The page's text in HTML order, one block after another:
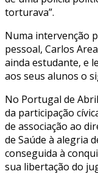
torturava”.
Numa intervenção
pessoal, Carlos
ainda estudante, e
aos seus alunos o
No Portugal de
da participação
de associação ao
de Saúde à alegria
conseguida à
sua libertação do